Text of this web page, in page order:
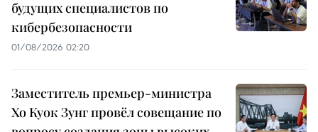
будущих специалистов по
кибербезопасности
01/08/2026 02:20
Заместитель премьер-министра
Хо Куок Зунг провёл совещание по